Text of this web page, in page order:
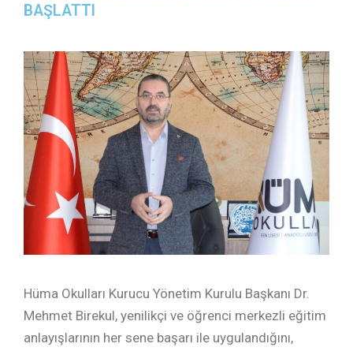
BAŞLATTI
Hüma Okulları Kurucu Yönetim Kurulu Başkanı Dr.
Mehmet Birekul, yenilikçi ve öğrenci merkezli eğitim
anlayışlarının her sene başarı ile uygulandığını,